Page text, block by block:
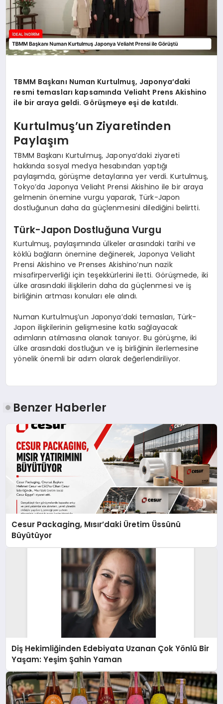
TBMM Başkanı Numan Kurtulmuş, Japonya’daki
resmi temasları kapsamında Veliaht Prens Akishino
ile bir araya geldi. Görüşmeye eşi de katıldı.
Kurtulmuş’un Ziyaretinden
Paylaşım
TBMM Başkanı Kurtulmuş, Japonya’daki ziyareti
hakkında sosyal medya hesabından yaptığı
paylaşımda, görüşme detaylarına yer verdi. Kurtulmuş,
Tokyo’da Japonya Veliaht Prensi Akishino ile bir araya
gelmenin önemine vurgu yaparak, Türk-Japon
dostluğunun daha da güçlenmesini dilediğini belirtti.
Türk-Japon Dostluğuna Vurgu
Kurtulmuş, paylaşımında ülkeler arasındaki tarihi ve
köklü bağların önemine değinerek, Japonya Veliaht
Prensi Akishino ve Prenses Akishino’nun nazik
misafirperverliği için teşekkürlerini iletti. Görüşmede, iki
ülke arasındaki ilişkilerin daha da güçlenmesi ve iş
birliğinin artması konuları ele alındı.
Numan Kurtulmuş’un Japonya’daki temasları, Türk-
Japon ilişkilerinin gelişmesine katkı sağlayacak
adımların atılmasına olanak tanıyor. Bu görüşme, iki
ülke arasındaki dostluğun ve iş birliğinin ilerlemesine
yönelik önemli bir adım olarak değerlendiriliyor.
Benzer Haberler
Cesur Packaging, Mısır’daki Üretim Üssünü
Büyütüyor
Diş Hekimliğinden Edebiyata Uzanan Çok Yönlü Bir
Yaşam: Yeşim Şahin Yaman